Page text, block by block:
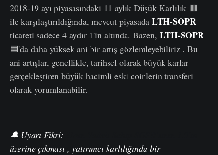
2018-19 ayı piyasasındaki 11 aylık Düşük Karlılık 🟥
ile karşılaştırıldığında, mevcut piyasada LTH-SOPR
ticareti sadece 4 aydır 1'in altında. Bazen, LTH-SOPR
🟦'da daha yüksek ani bir artış gözlemleyebiliriz . Bu
ani artışlar, genellikle, tarihsel olarak büyük karlar
gerçekleştiren büyük hacimli eski coinlerin transferi
olarak yorumlanabilir.
🔔 Uyarı Fikri:
üzerine çıkması , yatırımcı karlılığında bir